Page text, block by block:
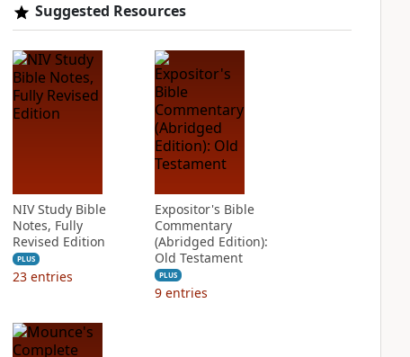
Suggested Resources
NIV Study Bible
Notes, Fully
Revised Edition
PLUS
23 entries
Expositor's Bible
Commentary
(Abridged Edition):
Old Testament
PLUS
9 entries